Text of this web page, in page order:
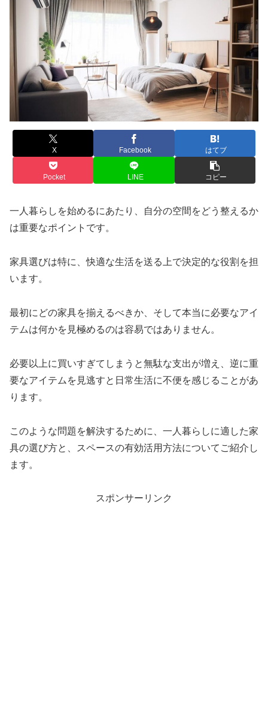
X Facebook はてブ
Pocket LINE コピー
一人暮らしを始めるにあたり、自分の空間をどう整えるか
は重要なポイントです。
家具選びは特に、快適な生活を送る上で決定的な役割を担
います。
最初にどの家具を揃えるべきか、そして本当に必要なアイ
テムは何かを見極めるのは容易ではありません。
必要以上に買いすぎてしまうと無駄な支出が増え、逆に重
要なアイテムを見逃すと日常生活に不便を感じることがあ
ります。
このような問題を解決するために、一人暮らしに適した家
具の選び方と、スペースの有効活用方法についてご紹介し
ます。
スポンサーリンク